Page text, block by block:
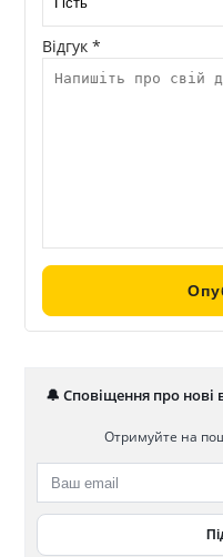
Відгук *
🔔 Сповіщення про нові
Отримуйте на